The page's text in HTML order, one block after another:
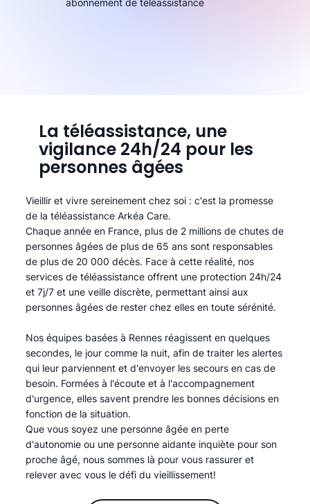
abonnement de téléassistance
La téléassistance, une
vigilance 24h/24 pour les
personnes âgées
Vieillir et vivre sereinement chez soi : c'est la promesse
de la téléassistance Arkéa Care.
Chaque année en France, plus de 2 millions de chutes de
personnes âgées de plus de 65 ans sont responsables
de plus de 20 000 décès. Face à cette réalité, nos
services de téléassistance offrent une protection 24h/24
et 7j/7 et une veille discrète, permettant ainsi aux
personnes âgées de rester chez elles en toute sérénité.​
Nos équipes basées à Rennes réagissent en quelques
secondes, le jour comme la nuit, afin de traiter les alertes
qui leur parviennent et d'envoyer les secours en cas de
besoin. Formées à l'écoute et à l'accompagnement
d'urgence, elles savent prendre les bonnes décisions en
fonction de la situation.
Que vous soyez une personne âgée en perte
d'autonomie ou une personne aidante inquiète pour son
proche âgé, nous sommes là pour vous rassurer et
relever avec vous le défi du vieillissement!